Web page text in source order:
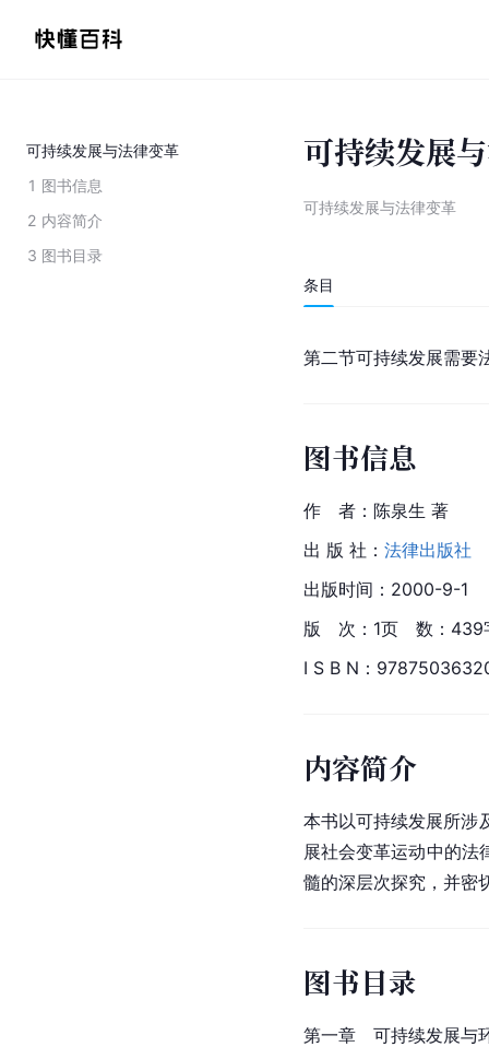
可持续发展与法律变革
1 图书信息
2 内容简介
3 图书目录
可持续发展
可持续发展与法律变革
条目
第二节可持续发展需要
图书信息
作　者：陈泉生 著
出 版 社： 法律出版社
出版时间：2000-9-1
版　次：1页　数：
I S B N：
内容简介
本书以可持续发展所涉
展社会变革运动中的法
髓的深层次探究，并密
图书目录
第一章　可持续发展与